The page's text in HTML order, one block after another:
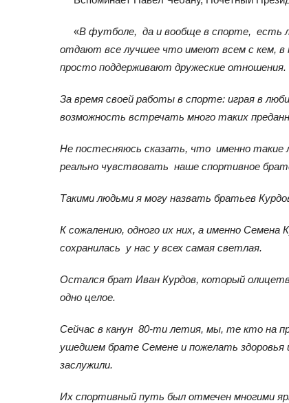
«В футболе, да и вообще в спорте, есть
отдают все лучшее что имеют всем с кем,
просто поддерживают дружеские отношения.
За время своей работы в спорте: играя в
возможность встречать много таких
Не постесняюсь сказать, что именно такие
реально чувствовать наше спортивное
Такими людьми я могу назвать братьев
К сожалению, одного их них, а именно
сохранилась у нас у всех самая светлая.
Остался брат Иван Курдов, который
одно целое.
Сейчас в канун 80-ти летия, мы, те кто на
ушедшем брате Семене и пожелать здоровья
заслужили.
Их спортивный путь был отмечен многими